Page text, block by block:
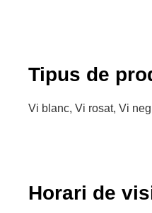
Tipus de
Vi blanc, Vi rosat, Vi
Horari de